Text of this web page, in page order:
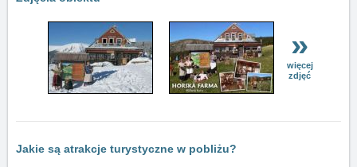
»
więcej
zdjęć
Jakie są atrakcje turystyczne w pobliżu?